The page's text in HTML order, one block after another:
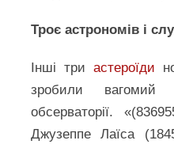
Троє астрономів і
Інші триастероїди
зробили вагомий
обсерваторії.
Джузеппе Лаїса